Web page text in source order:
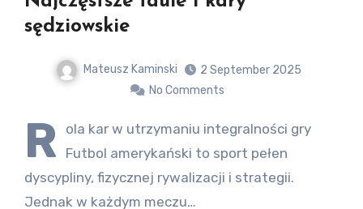
sędziowskie
Mateusz Kaminski
2 September 2025
No Comments
R
ola kar w utrzymaniu integralności gry
Futbol amerykański to sport pełen
dyscypliny, fizycznej rywalizacji i strategii.
Jednak w każdym meczu…